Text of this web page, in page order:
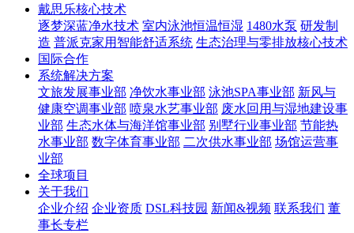
戴思乐核心技术
逐梦深蓝净水技术 室内泳池恒温恒湿 1480水泵 研发制
造 普派克家用智能舒适系统 生态治理与零排放核心技术
国际合作
系统解决方案
文旅发展事业部 净饮水事业部 泳池SPA事业部 新风与
健康空调事业部 喷泉水艺事业部 废水回用与湿地建设事
业部 生态水体与海洋馆事业部 别墅行业事业部 节能热
水事业部 数字体育事业部 二次供水事业部 场馆运营事
业部
全球项目
关于我们
企业介绍 企业资质 DSL科技园 新闻&视频 联系我们 董
事长专栏